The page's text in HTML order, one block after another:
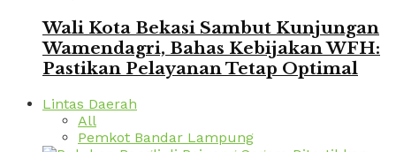
Wali Kota Bekasi Sambut Kunjungan
Wamendagri, Bahas Kebijakan WFH:
Pastikan Pelayanan Tetap Optimal
Lintas Daerah
All
Pemkot Bandar Lampung